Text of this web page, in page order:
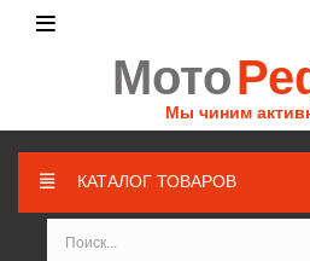
Мото
Мы чиним
КАТАЛОГ ТОВАРОВ